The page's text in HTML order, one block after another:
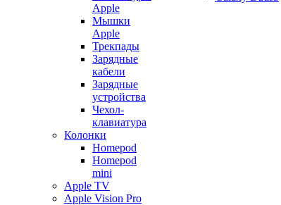
Apple
Мышки
Apple
Трекпады
Зарядные
кабели
Зарядные
устройства
Чехол-
клавиатура
Колонки
Homepod
Homepod
mini
Apple TV
Apple Vision Pro